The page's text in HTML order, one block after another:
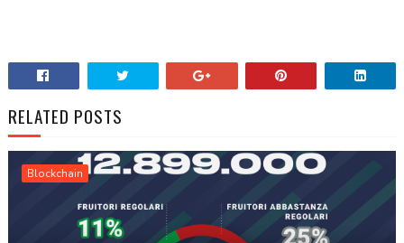
RELATED POSTS
Blockchain